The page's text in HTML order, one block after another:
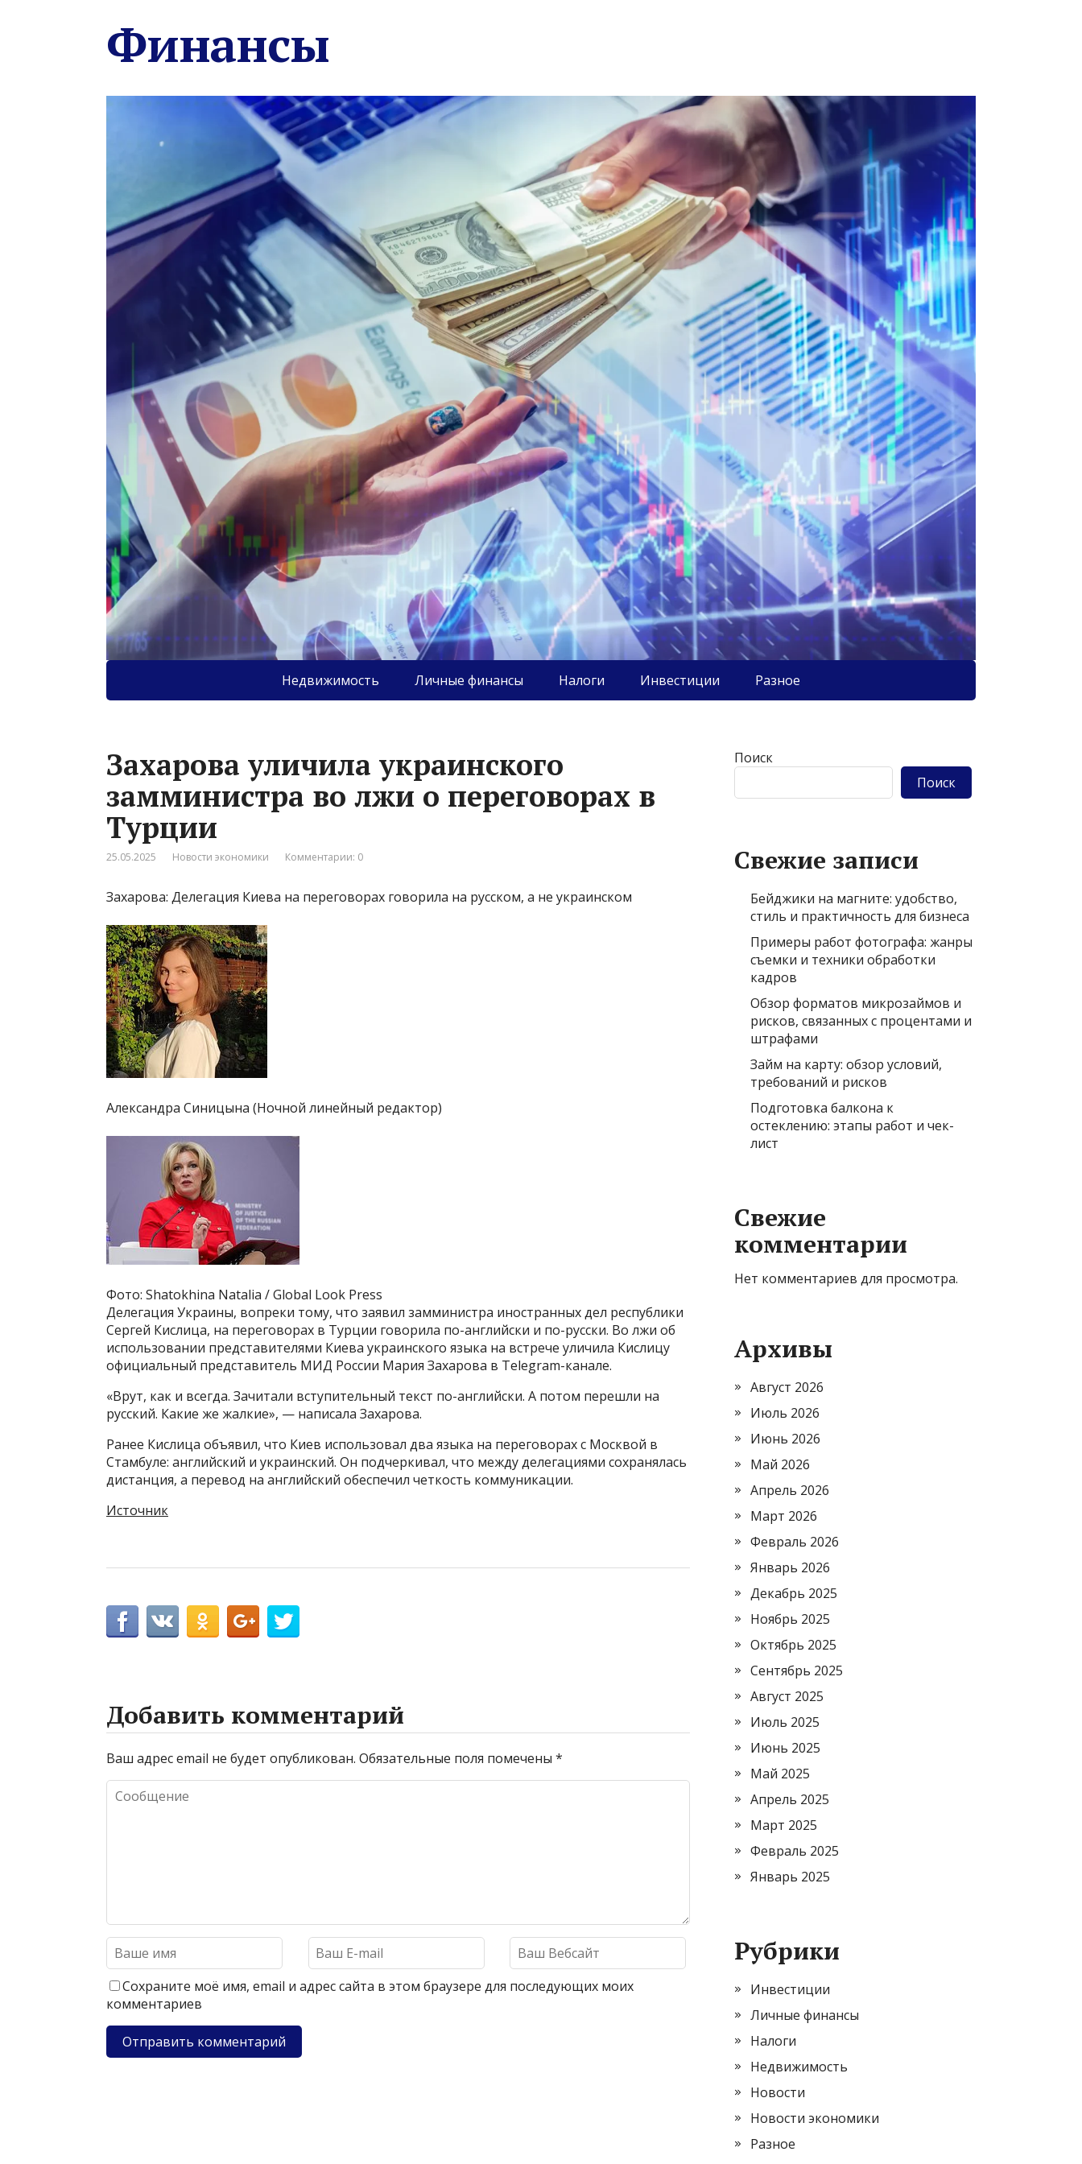
Финансы
Недвижимость Личные финансы Налоги Инвестиции Разное
Захарова уличила украинского
замминистра во лжи о переговорах в
Турции
25.05.2025 Новости экономики Комментарии: 0
Захарова: Делегация Киева на переговорах говорила на русском, а не украинском
Александра Синицына (Ночной линейный редактор)
Фото: Shatokhina Natalia / Global Look Press
Делегация Украины, вопреки тому, что заявил замминистра иностранных дел республики
Сергей Кислица, на переговорах в Турции говорила по-английски и по-русски. Во лжи об
использовании представителями Киева украинского языка на встрече уличила Кислицу
официальный представитель МИД России Мария Захарова в Telegram-канале.
«Врут, как и всегда. Зачитали вступительный текст по-английски. А потом перешли на
русский. Какие же жалкие», — написала Захарова.
Ранее Кислица объявил, что Киев использовал два языка на переговорах с Москвой в
Стамбуле: английский и украинский. Он подчеркивал, что между делегациями сохранялась
дистанция, а перевод на английский обеспечил четкость коммуникации.
Источник
Добавить комментарий
Ваш адрес email не будет опубликован. Обязательные поля помечены *
Сохраните моё имя, email и адрес сайта в этом браузере для последующих моих
комментариев
Поиск
Поиск
Свежие записи
Бейджики на магните: удобство,
стиль и практичность для бизнеса
Примеры работ фотографа: жанры
съемки и техники обработки
кадров
Обзор форматов микрозаймов и
рисков, связанных с процентами и
штрафами
Займ на карту: обзор условий,
требований и рисков
Подготовка балкона к
остеклению: этапы работ и чек-
лист
Свежие
комментарии
Нет комментариев для просмотра.
Архивы
Август 2026
Июль 2026
Июнь 2026
Май 2026
Апрель 2026
Март 2026
Февраль 2026
Январь 2026
Декабрь 2025
Ноябрь 2025
Октябрь 2025
Сентябрь 2025
Август 2025
Июль 2025
Июнь 2025
Май 2025
Апрель 2025
Март 2025
Февраль 2025
Январь 2025
Рубрики
Инвестиции
Личные финансы
Налоги
Недвижимость
Новости
Новости экономики
Разное